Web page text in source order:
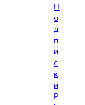
П
о
д
п
и
с
к
и
P